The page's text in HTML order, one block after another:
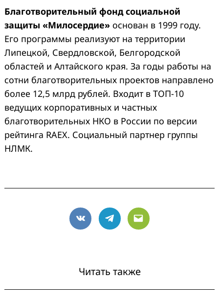
Благотворительный фонд социальной
защиты «Милосердие» основан в 1999 году.
Его программы реализуют на территории
Липецкой, Свердловской, Белгородской
областей и Алтайского края. За годы работы на
сотни благотворительных проектов направлено
более 12,5 млрд рублей. Входит в ТОП-10
ведущих корпоративных и частных
благотворительных НКО в России по версии
рейтинга RAEX. Социальный партнер группы
НЛМК.
VK Telegram
Email
Читать также